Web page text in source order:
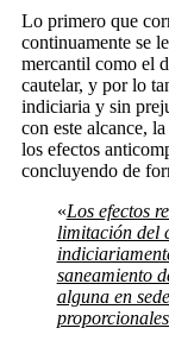
Lo primero que
continuamente se
mercantil como el
cautelar, y por lo
indiciaria y sin
con este alcance,
los efectos
concluyendo de
«Los efectos
limitación del
saneamiento
alguna en